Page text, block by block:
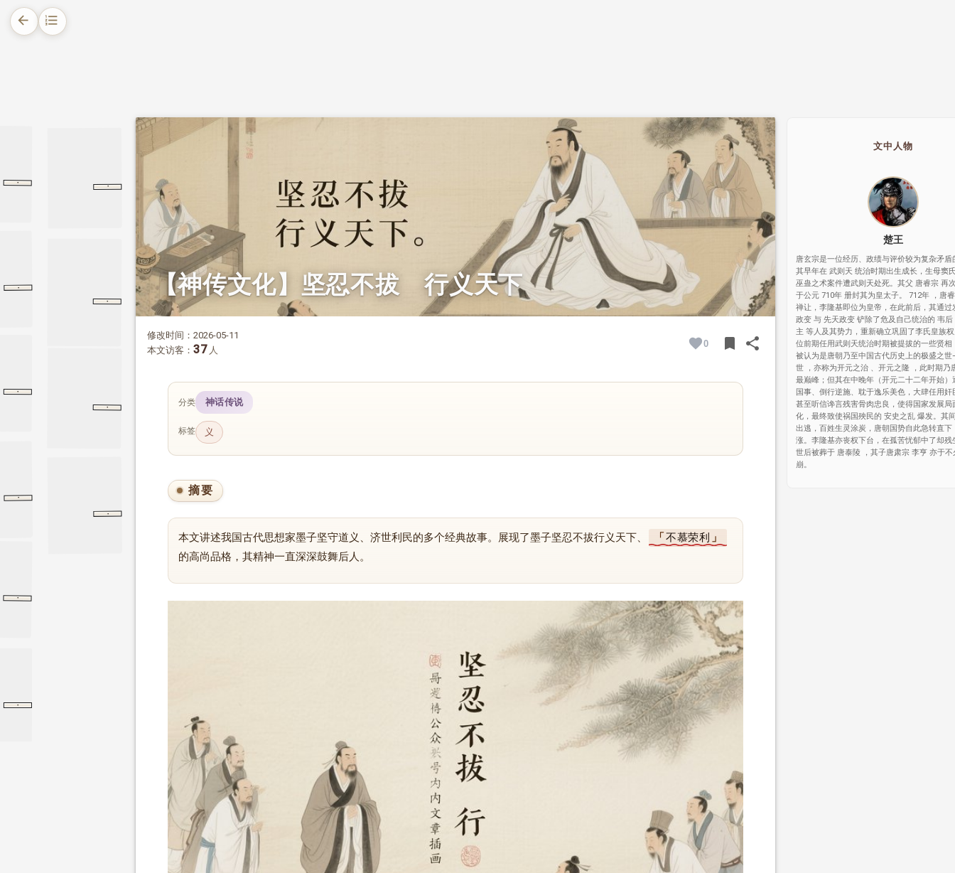
arrow_back format_list_numbered
拒封守义
止楚伐宋，传诵千古
爱下
·
问
·
义
·
问
·
输
·
问
·
·
五柳先生传
·
五柳先生传
公孙丑上
·
公孙丑上
兼爱
·
【神传文化】坚忍不拔 行义天下
修改时间：2026-05-11
本文访客： 37 人
0 bookmarkBOOKMARK
shareSHARE
分类 神话传说
标签 义
摘要
本文讲述我国古代思想家墨子坚守道义、济世利民的多个经典故事。展现了墨子坚忍不拔行义天下、
不慕荣利
的高尚品格，其精神一直深深鼓舞后人。
文中人物
楚王
唐玄宗是一位经历、政绩与评价较为复杂矛盾
其早年在 武则天 统治时期出生成长，生母窦
巫蛊之术案件遭武则天处死。其父 唐睿宗 再
于公元 710年 册封其为皇太子。 712年 ，唐
禅让，李隆基即位为皇帝，在此前后，其通过
政变 与 先天政变 铲除了危及自己统治的 韦后
主 等人及其势力，重新确立巩固了李氏皇族
位前期任用武则天统治时期被提拔的一些贤相
被认为是唐朝乃至中国古代历史上的极盛之
世 ，亦称为开元之治 、开元之隆 ，此时期乃
最巅峰；但其在中晚年（开元二十二年开始）
国事、倒行逆施、耽于逸乐美色，大肆任用奸
甚至听信谗言残害骨肉忠良，使得国家发展局
化，最终致使祸国殃民的 安史之乱 爆发。其
出逃，百姓生灵涂炭，唐朝国势自此急转直下
涨。李隆基亦丧权下台，在孤苦忧郁中了却残
世后被葬于 唐泰陵 ，其子唐肃宗 李亨 亦于不
崩。